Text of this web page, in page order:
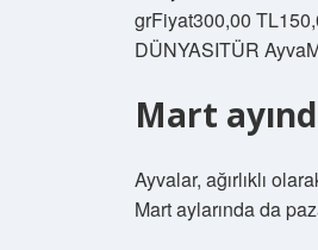
grFiyat300,00
DÜNYASITÜR
Mart
Ayvalar, ağırlıklı
Mart aylarında da